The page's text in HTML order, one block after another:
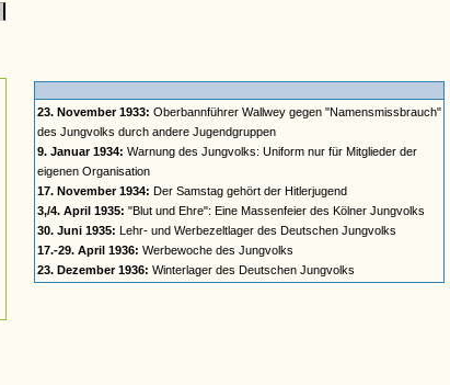
23. November 1933: Oberbannführer Wallwey gegen "Namensmissbrauch"
des Jungvolks durch andere Jugendgruppen
9. Januar 1934: Warnung des Jungvolks: Uniform nur für Mitglieder der
eigenen Organisation
17. November 1934: Der Samstag gehört der Hitlerjugend
3,/4. April 1935: "Blut und Ehre": Eine Massenfeier des Kölner Jungvolks
30. Juni 1935: Lehr- und Werbezeltlager des Deutschen Jungvolks
17.-29. April 1936: Werbewoche des Jungvolks
23. Dezember 1936: Winterlager des Deutschen Jungvolks